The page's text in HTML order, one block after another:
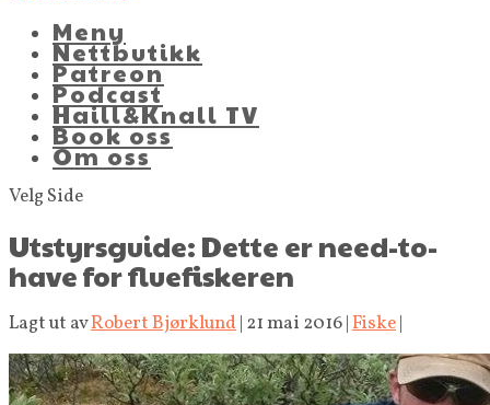
Meny
Nettbutikk
Patreon
Podcast
Haill&Knall TV
Book oss
Om oss
Velg Side
Utstyrsguide: Dette er need-to-
have for fluefiskeren
Lagt ut avRobert Bjørklund | 21 mai 2016|Fiske|